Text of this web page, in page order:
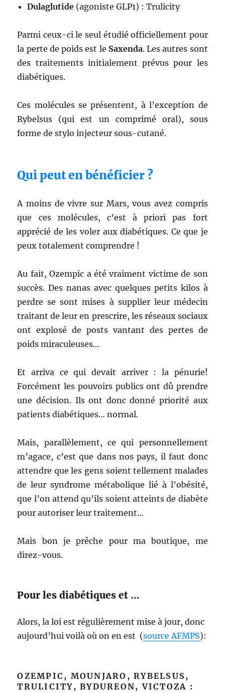
Dulaglutide (agoniste GLP1) : Trulicity
Parmi ceux-ci le seul étudié officiellement pour
la perte de poids est le Saxenda. Les autres sont
des traitements initialement prévus pour les
diabétiques.
Ces molécules se présentent, à l’exception de
Rybelsus (qui est un comprimé oral), sous
forme de stylo injecteur sous-cutané.
Qui peut en bénéficier ?
A moins de vivre sur Mars, vous avez compris
que ces molécules, c’est à priori pas fort
apprécié de les voler aux diabétiques. Ce que je
peux totalement comprendre !
Au fait, Ozempic a été vraiment victime de son
succès. Des nanas avec quelques petits kilos à
perdre se sont mises à supplier leur médecin
traitant de leur en prescrire, les réseaux sociaux
ont explosé de posts vantant des pertes de
poids miraculeuses…
Et arriva ce qui devait arriver : la pénurie!
Forcément les pouvoirs publics ont dû prendre
une décision. Ils ont donc donné priorité aux
patients diabétiques… normal.
Mais, parallèlement, ce qui personnellement
m’agace, c’est que dans nos pays, il faut donc
attendre que les gens soient tellement malades
de leur syndrome métabolique lié à l’obésité,
que l’on attend qu’ils soient atteints de diabète
pour autoriser leur traitement…
Mais bon je prêche pour ma boutique, me
direz-vous.
Pour les diabétiques et …
Alors, la loi est régulièrement mise à jour, donc
aujourd’hui voilà où on en est (source AFMPS):
OZEMPIC, MOUNJARO, RYBELSUS,
TRULICITY, BYDUREON, VICTOZA :